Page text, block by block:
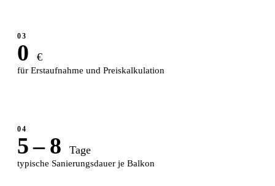
03
0 €
für Erstaufnahme und Preis­kalkulation
04
5 – 8 Tage
typische Sanierungsdauer je Balkon